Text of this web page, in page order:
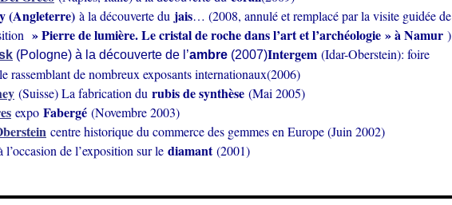
(Angleterre) à la découverte du jais… (2008, annulé et remplacé par la visite guidée de
» Pierre de lumière. Le cristal de roche dans l’art et l’archéologie » à Namur )
(Pologne) à la découverte de l’ambre (2007)Intergem (Idar-Oberstein): foire
rassemblant de nombreux exposants internationaux(2006)
(Suisse) La fabrication du rubis de synthèse (Mai 2005)
expo Fabergé (Novembre 2003)
centre historique du commerce des gemmes en Europe (Juin 2002)
l’occasion de l’exposition sur le diamant(2001)